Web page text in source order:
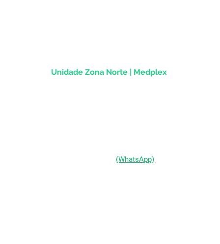
Unidade Zona Norte | Medplex
(WhatsApp)